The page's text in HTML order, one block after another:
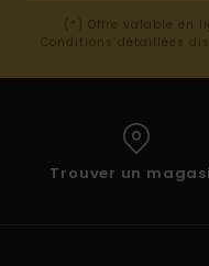
(*) Offre valable en
Conditions détaillées
Trouver un